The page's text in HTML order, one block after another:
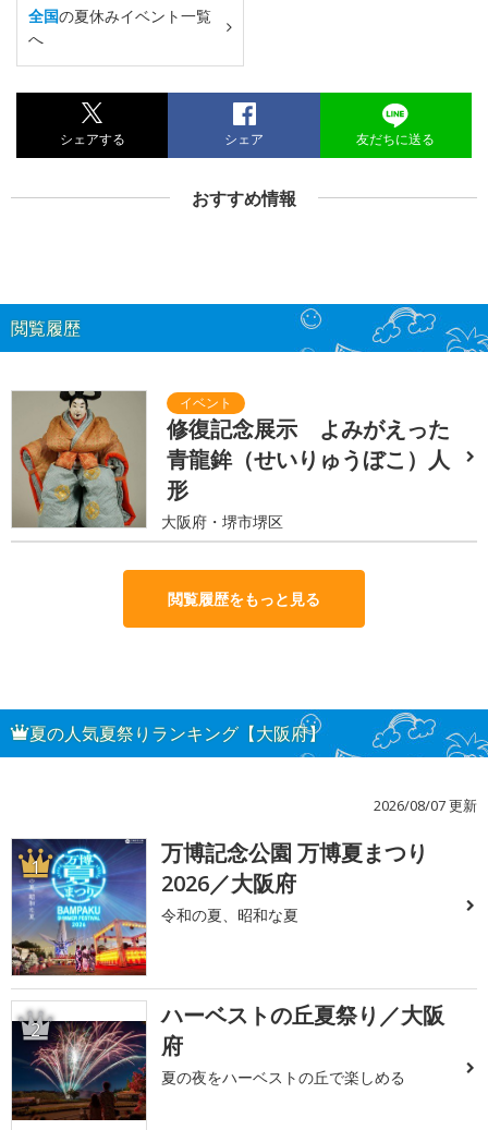
全国の夏休みイベント一覧
へ
シェアする シェア 友だちに送る
おすすめ情報
閲覧履歴
修復記念展示 よみがえった
青龍鉾（せいりゅうぼこ）人
形
大阪府・堺市堺区
閲覧履歴をもっと見る
夏の人気夏祭りランキング【大阪府】
2026/08/07 更新
1
万博記念公園 万博夏まつり
2026／大阪府
令和の夏、昭和な夏
2
ハーベストの丘夏祭り／大阪
府
夏の夜をハーベストの丘で楽しめる